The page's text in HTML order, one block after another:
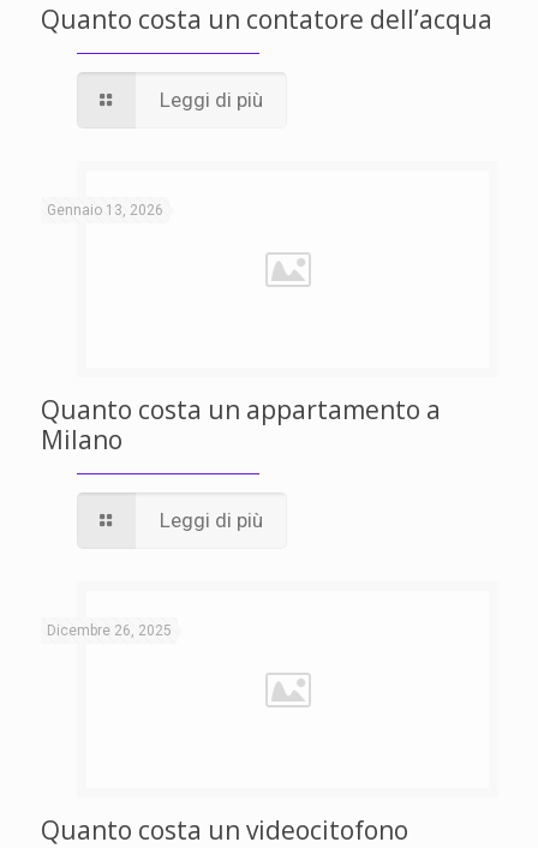
Quanto costa un contatore dell’acqua
Leggi di più
Gennaio 13, 2026
Quanto costa un appartamento a
Milano
Leggi di più
Dicembre 26, 2025
Quanto costa un videocitofono